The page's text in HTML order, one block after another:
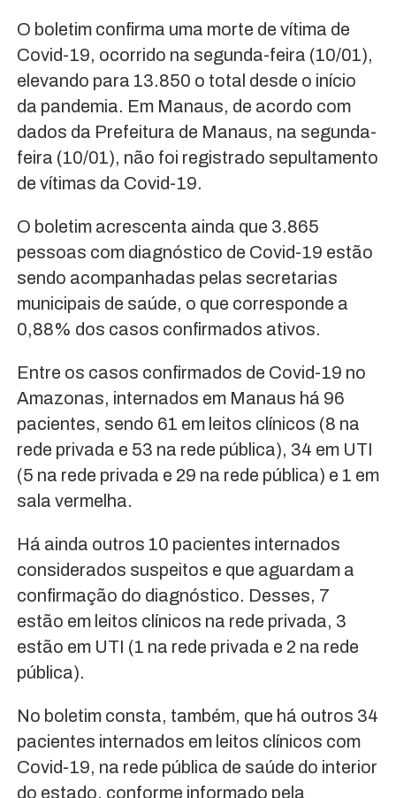
O boletim confirma uma morte de vítima de
Covid-19, ocorrido na segunda-feira (10/01),
elevando para 13.850 o total desde o início
da pandemia. Em Manaus, de acordo com
dados da Prefeitura de Manaus, na segunda-
feira (10/01), não foi registrado sepultamento
de vítimas da Covid-19.
O boletim acrescenta ainda que 3.865
pessoas com diagnóstico de Covid-19 estão
sendo acompanhadas pelas secretarias
municipais de saúde, o que corresponde a
0,88% dos casos confirmados ativos.
Entre os casos confirmados de Covid-19 no
Amazonas, internados em Manaus há 96
pacientes, sendo 61 em leitos clínicos (8 na
rede privada e 53 na rede pública), 34 em UTI
(5 na rede privada e 29 na rede pública) e 1 em
sala vermelha.
Há ainda outros 10 pacientes internados
considerados suspeitos e que aguardam a
confirmação do diagnóstico. Desses, 7
estão em leitos clínicos na rede privada, 3
estão em UTI (1 na rede privada e 2 na rede
pública).
No boletim consta, também, que há outros 34
pacientes internados em leitos clínicos com
Covid-19, na rede pública de saúde do interior
do estado, conforme informado pela